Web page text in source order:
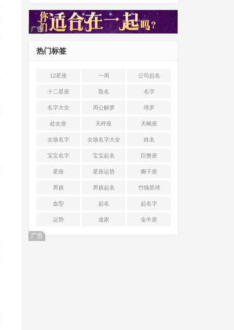
广告
热门标签
12星座 一周 公司起名
十二星座 取名 名字
名字大全 周公解梦 塔罗
处女座 天秤座 天蝎座
女孩名字 女孩名字大全 姓名
宝宝名字 宝宝起名 巨蟹座
星座 星座运势 狮子座
男孩 男孩起名 竹猫星球
血型 起名 起名字
运势 道家 金牛座
广告